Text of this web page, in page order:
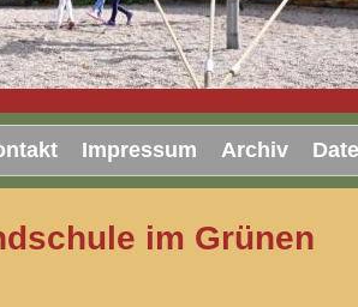
Impressum Archiv
im Grünen